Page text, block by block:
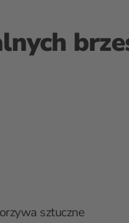
sztuczne